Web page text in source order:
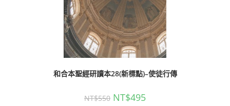
和合本聖經研讀本28(新標點)–使徒行傳
NT$550 NT$495